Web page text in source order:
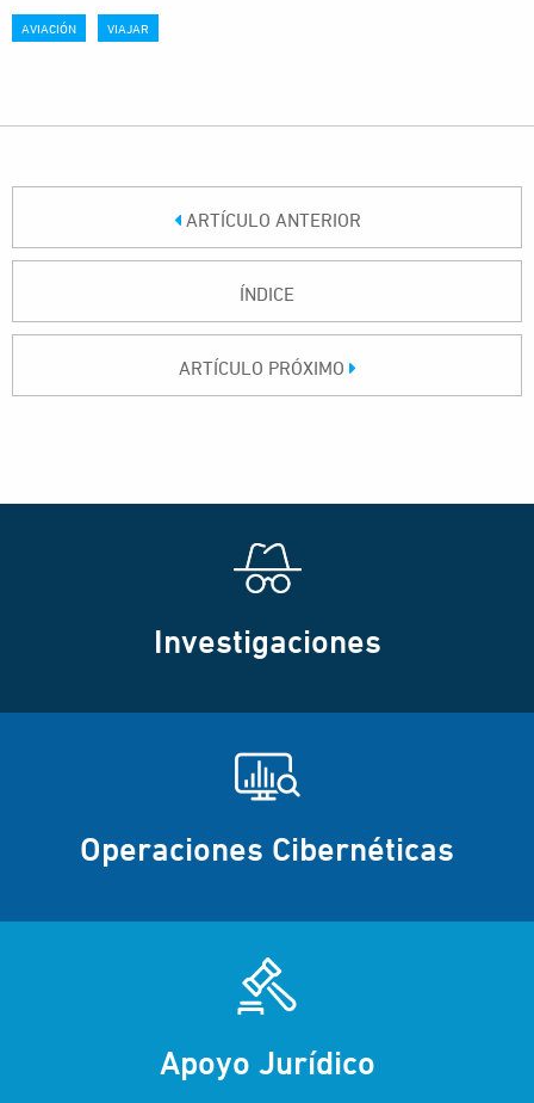
AVIACIÓN VIAJAR
ARTÍCULO ANTERIOR
ÍNDICE
ARTÍCULO PRÓXIMO
Investigaciones
Operaciones Cibernéticas
Apoyo Jurídico